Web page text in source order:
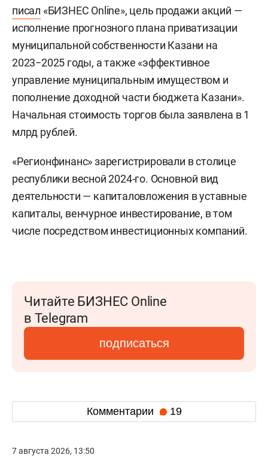
писал «БИЗНЕС Online», цель продажи акций —
исполнение прогнозного плана приватизации
муниципальной собственности Казани на
2023−2025 годы, а также «эффективное
управление муниципальным имуществом и
пополнение доходной части бюджета Казани».
Начальная стоимость торгов была заявлена в 1
млрд рублей.
«Регионфинанс» зарегистрировали в столице
республики весной 2024-го. Основной вид
деятельности — капиталовложения в уставные
капиталы, венчурное инвестирование, в том
числе посредством инвестиционных компаний.
Читайте БИЗНЕС Online
в Telegram
подписаться
Комментарии 19
7 августа 2026, 13:50